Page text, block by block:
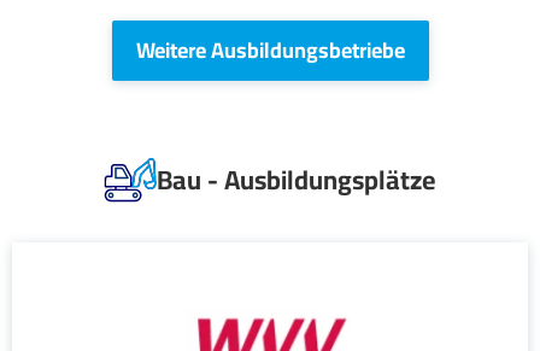
Weitere Ausbildungsbetriebe
Bau - Ausbildungsplätze